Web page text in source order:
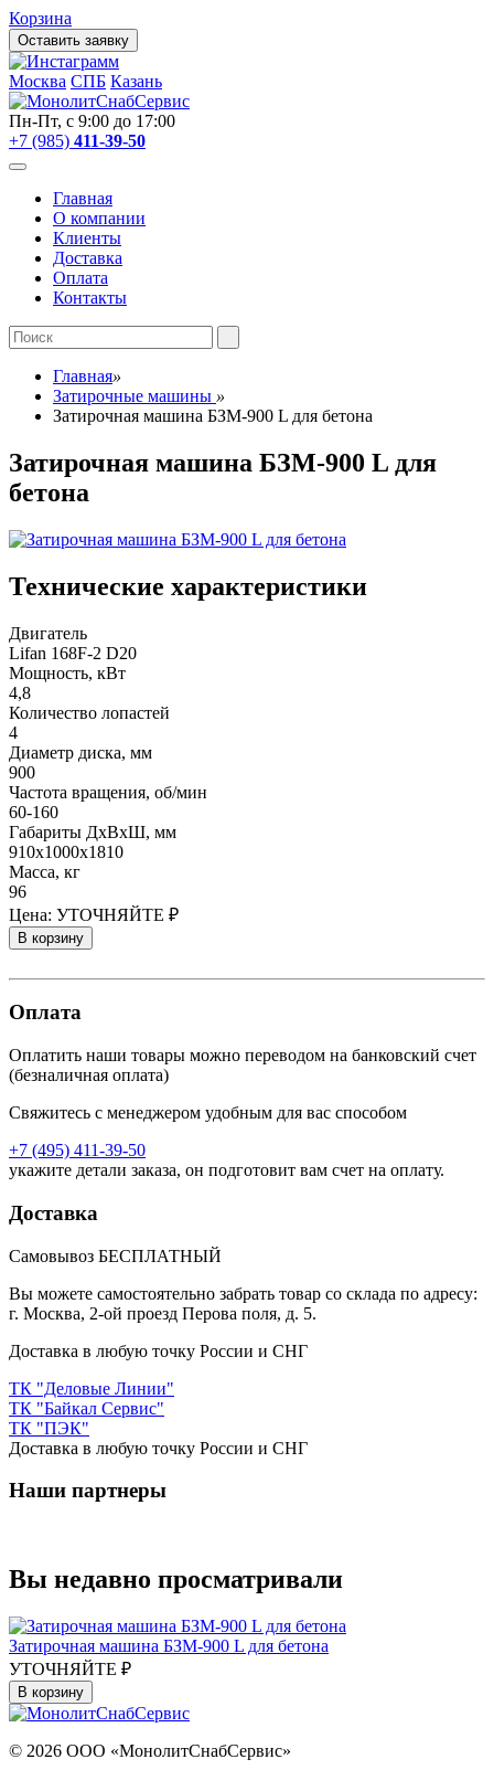
Корзина
Оставить заявку
Москва СПБ Казань
Пн-Пт, с 9:00 до 17:00
+7 (985) 411-39-50
Главная
О компании
Клиенты
Доставка
Оплата
Контакты
Главная»
Затирочные машины »
Затирочная машина БЗМ-900 L для бетона
Затирочная машина БЗМ-900 L для
бетона
Технические характеристики
Двигатель
Lifan 168F-2 D20
Мощность, кВт
4,8
Количество лопастей
4
Диаметр диска, мм
900
Частота вращения, об/мин
60-160
Габариты ДхВхШ, мм
910х1000х1810
Масса, кг
96
Цена: УТОЧНЯЙТЕ ₽
В корзину
Оплата
Оплатить наши товары можно переводом на банковский счет
(безналичная оплата)
Свяжитесь с менеджером удобным для вас способом
+7 (495) 411-39-50
укажите детали заказа, он подготовит вам счет на оплату.
Доставка
Самовывоз БЕСПЛАТНЫЙ
Вы можете самостоятельно забрать товар со склада по адресу:
г. Москва, 2-ой проезд Перова поля, д. 5.
Доставка в любую точку России и СНГ
ТК "Деловые Линии"
ТК "Байкал Сервис"
ТК "ПЭК"
Доставка в любую точку России и СНГ
Наши партнеры
Вы недавно просматривали
Затирочная машина БЗМ-900 L для бетона
УТОЧНЯЙТЕ ₽
В корзину
© 2026 ООО «МонолитСнабСервис»